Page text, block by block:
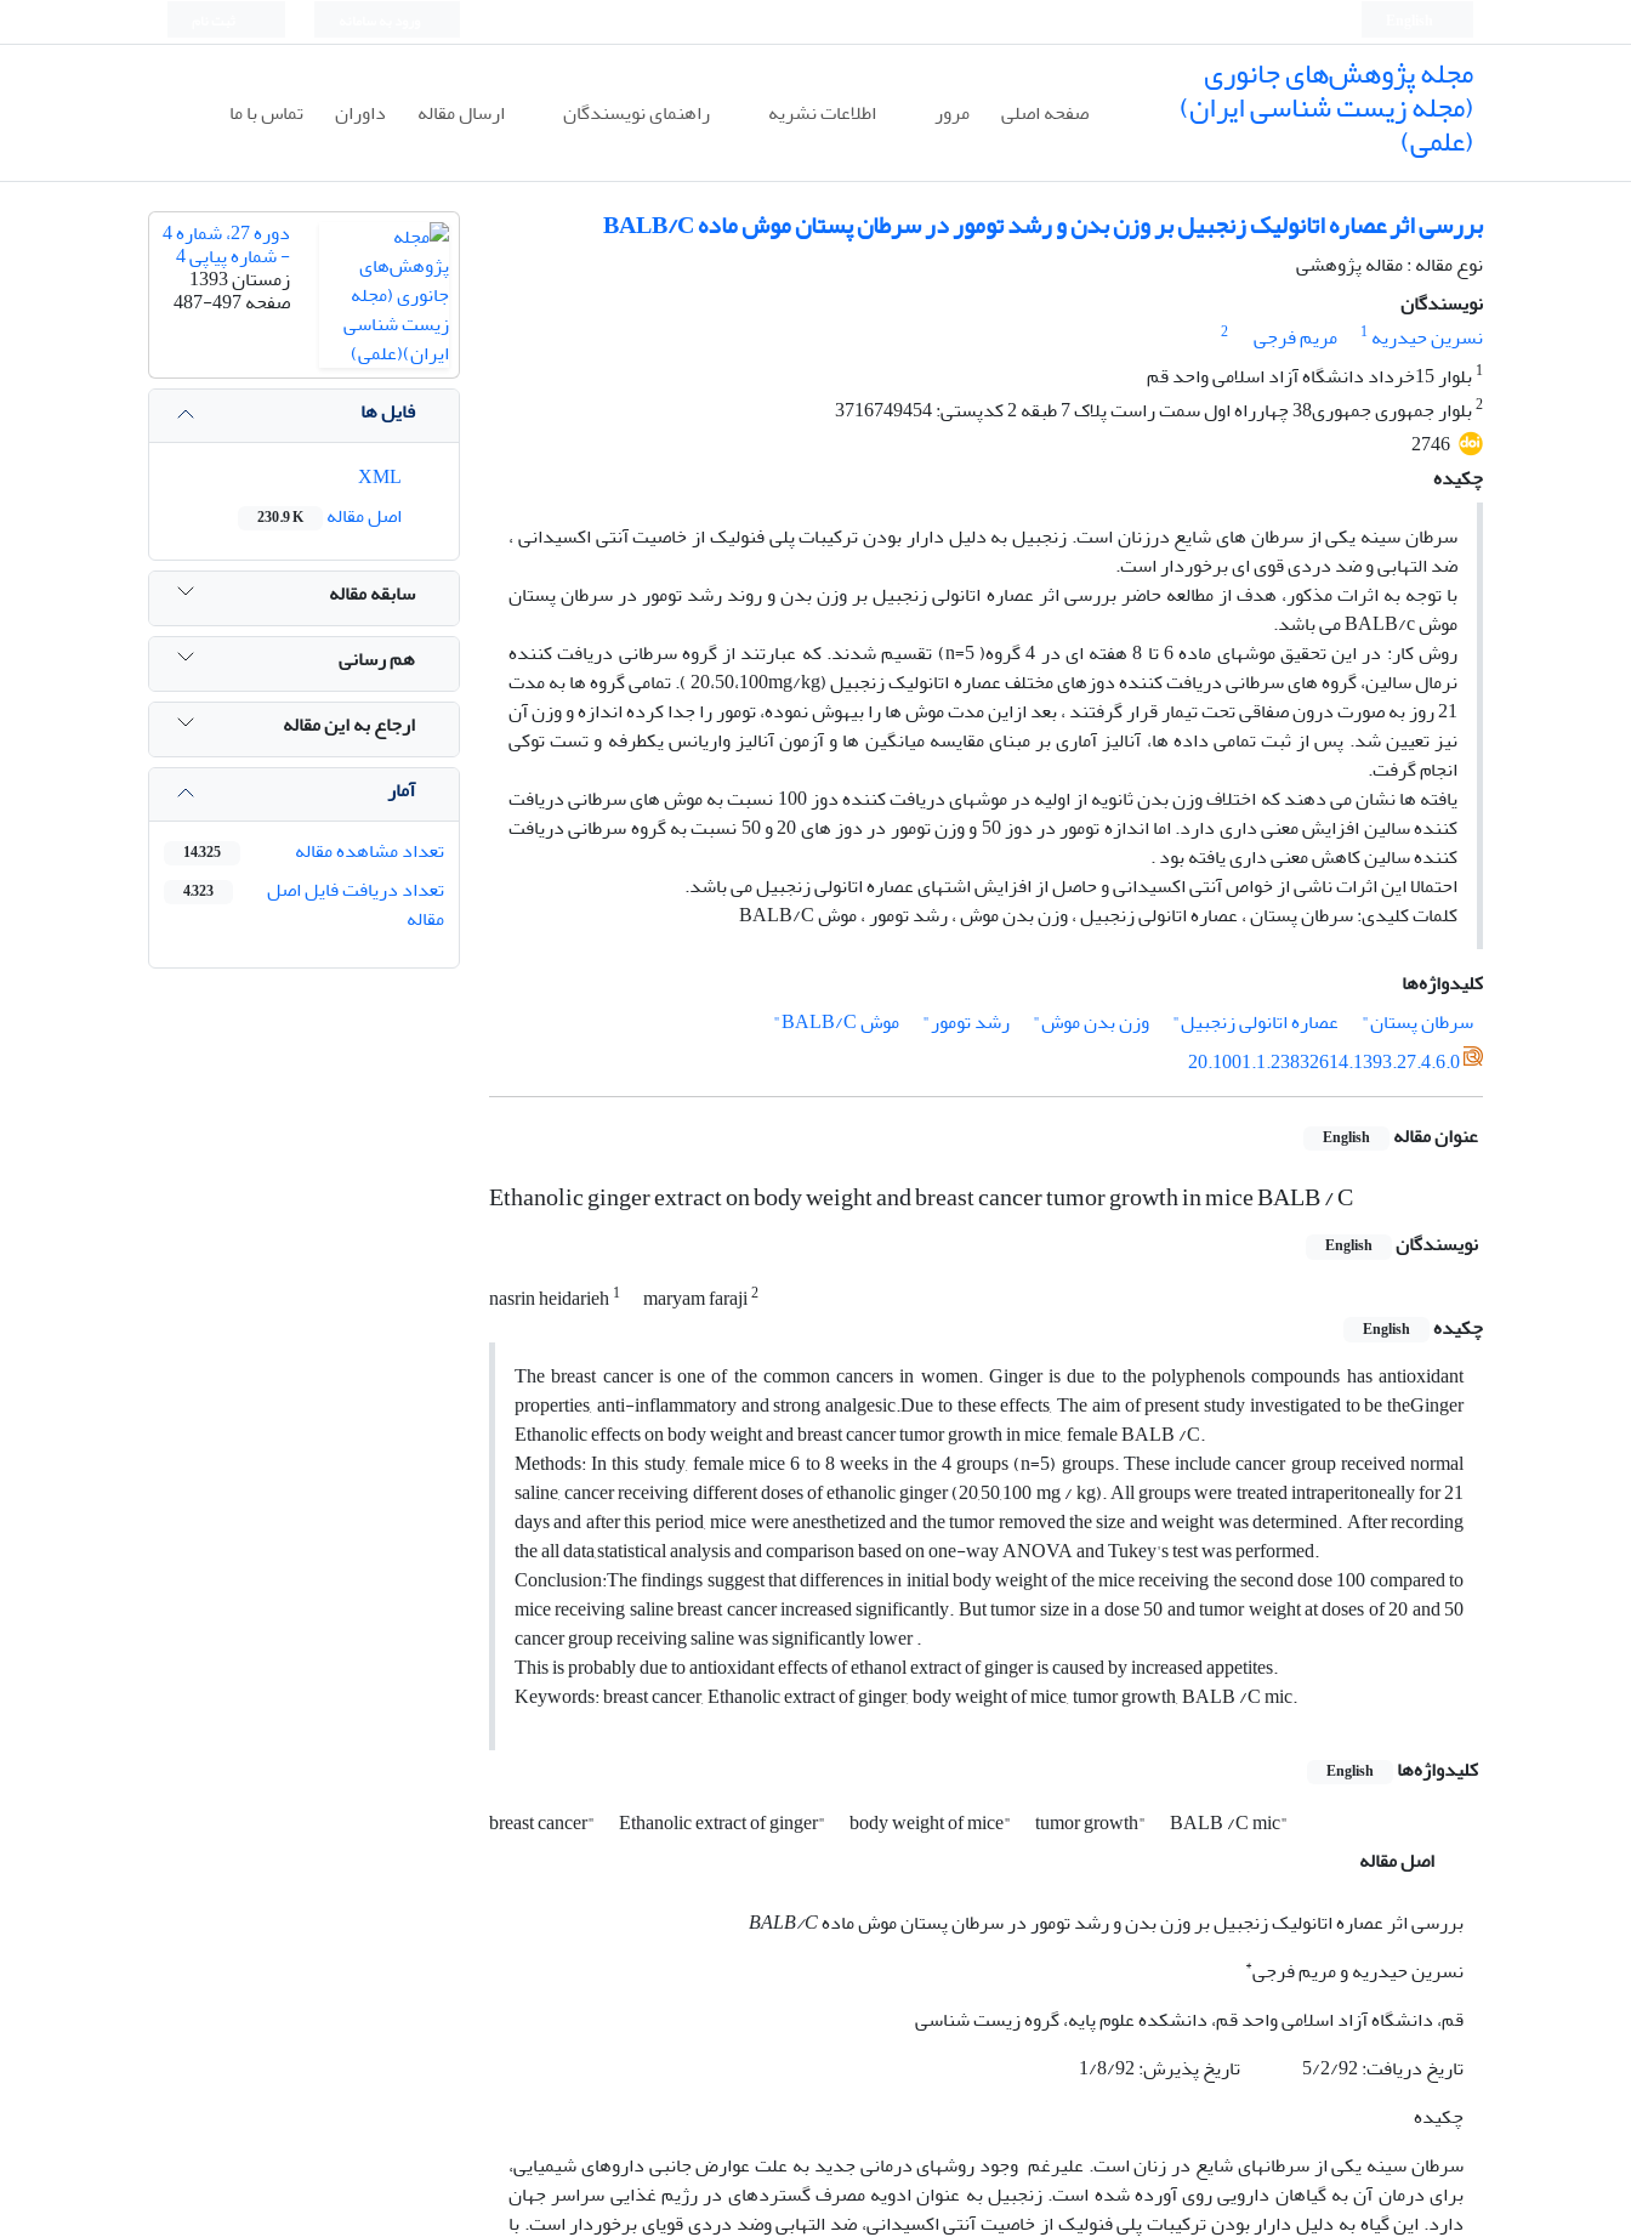
مجله پژوهش‌های جانوری
(مجله زیست شناسی ایران)
(علمی) صفحه اصلی مرور اطلاعات نشریه راهنمای نویسندگان ارسال مقاله داوران تماس با ما
بررسی اثر عصاره اتانولیک زنجبیل بر وزن بدن و رشد تومور در سرطان پستان موش ماده BALB/C
نوع مقاله : مقاله پژوهشی
نویسندگان
نسرین حیدریه 1 مریم فرجی
2
1بلوار 15خرداد دانشگاه آزاد اسلامی واحد قم
2بلوار جمهوری جمهوری38 چهارراه اول سمت راست پلاک 7 طبقه 2 کدپستی: 3716749454
2746
چکیده
سرطان سینه یکی از سرطان های شایع درزنان است. زنجبیل به دلیل دارار بودن ترکیبات پلی فنولیک از خاصیت آنتی اکسیدانی ،
ضد التهابی و ضد دردی قوی ای برخوردار است.
با توجه به اثرات مذکور، هدف از مطالعه حاضر بررسی اثر عصاره اتانولی زنجبیل بر وزن بدن و روند رشد تومور در سرطان پستان
موش BALB/c می باشد.
روش کار: در این تحقیق موشهای ماده 6 تا 8 هفته ای در 4 گروه( n=5) تقسیم شدند. که عبارتند از گروه سرطانی دریافت کننده
نرمال سالین، گروه های سرطانی دریافت کننده دوزهای مختلف عصاره اتانولیک زنجبیل (20،50،100mg/kg ). تمامی گروه ها به مدت
21 روز به صورت درون صفاقی تحت تیمار قرار گرفتند ، بعد ازاین مدت موش ها را بیهوش نموده، تومور را جدا کرده اندازه و وزن آن
نیز تعیین شد. پس از ثبت تمامی داده ها، آنالیز آماری بر مبنای مقایسه میانگین ها و آزمون آنالیز واریانس یکطرفه و تست توکی
انجام گرفت.
یافته ها نشان می دهند که اختلاف وزن بدن ثانویه از اولیه در موشهای دریافت کننده دوز 100 نسبت به موش های سرطانی دریافت
کننده سالین افزایش معنی داری دارد. اما اندازه تومور در دوز 50 و وزن تومور در دوز های 20 و 50 نسبت به گروه سرطانی دریافت
کننده سالین کاهش معنی داری یافته بود .
احتمالا این اثرات ناشی از خواص آنتی اکسیدانی و حاصل از افزایش اشتهای عصاره اتانولی زنجبیل می باشد.
کلمات کلیدی: سرطان پستان ، عصاره اتانولی زنجبیل ، وزن بدن موش ، رشد تومور ، موش BALB/C
کلیدواژه‌ها
سرطان پستان"
عصاره اتانولی زنجبیل" وزن بدن موش" رشد تومور"
موش BALB/C"
20.1001.1.23832614.1393.27.4.6.0
عنوان مقاله English
Ethanolic ginger extract on body weight and breast cancer tumor growth in mice BALB / C
نویسندگان English
nasrin heidarieh1 maryam faraji2
چکیده English
The breast cancer is one of the common cancers in women. Ginger is due to the polyphenols compounds has antioxidant
properties, anti-inflammatory and strong analgesic.Due to these effects, The aim of present study investigated to be theGinger
Ethanolic effects on body weight and breast cancer tumor growth in mice, female BALB /C.
Methods: In this study, female mice 6 to 8 weeks in the 4 groups (n=5) groups. These include cancer group received normal
saline, cancer receiving different doses of ethanolic ginger (20,50,100 mg / kg). All groups were treated intraperitoneally for 21
days and after this period, mice were anesthetized and the tumor removed the size and weight was determined. After recording
the all data,statistical analysis and comparison based on one-way ANOVA and Tukey's test was performed.
Conclusion:The findings suggest that differences in initial body weight of the mice receiving the second dose 100 compared to
mice receiving saline breast cancer increased significantly. But tumor size in a dose 50 and tumor weight at doses of 20 and 50
cancer group receiving saline was significantly lower .
This is probably due to antioxidant effects of ethanol extract of ginger is caused by increased appetites.
Keywords: breast cancer, Ethanolic extract of ginger, body weight of mice, tumor growth, BALB /C mic.
کلیدواژه‌ها
English
breast cancer" Ethanolic extract of ginger" body weight of mice" tumor growth"
BALB /C mic"
اصل مقاله
بررسی اثر عصاره اتانولیک زنجبیل بر وزن بدن و رشد تومور در سرطان پستان موش مادهBALB/C
نسرین حیدریه و مریم فرجی*
قم، دانشگاه آزاد اسلامی واحد قم، دانشکده علوم پایه، گروه زیست شناسی
تاریخ دریافت: 5/2/92 تاریخ پذیرش: 1/8/92
چکیده
سرطان سینه یکی از سرطان­های شایع در زنان است. علی­رغم وجود روش­های درمانی جدید به علت عوارض جانبی داروهای شیمیایی،
برای درمان آن به گیاهان دارویی روی آورده شده است. زنجبیل به عنوان ادویه مصرف گسترده­ای در رژیم غذایی سراسر جهان
دارد. این گیاه به دلیل دارار بودن ترکیبات پلی فنولیک از خاصیت آنتی اکسیدانی، ضد التهابی وضد دردی قوی­ای برخوردار است. با
دوره 27، شماره 4
- شماره پیاپی 4
زمستان 1393
صفحه487-497
فایل ها
اصل مقاله
230.9 K
سابقه مقاله
هم رسانی
ارجاع به این مقاله
آمار
تعداد مشاهده مقاله
14,325
تعداد دریافت فایل اصل
مقاله
4,323